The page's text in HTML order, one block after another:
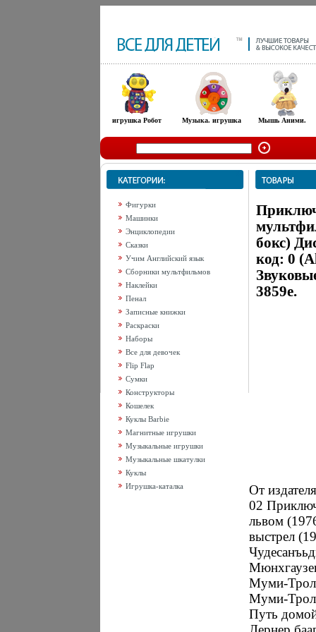
игрушка Робот Музыка. игрушка Мышь Аними.
Фигурки
Машинки
Энциклопедии
Сказки
Учим Английский язык
Сборники мультфильмов
Наклейки
Пенал
Записные книжки
Раскраски
Наборы
Все для девочек
Flip Flap
Сумки
Конструкторы
Кошелек
Куклы Barbie
Магнитные игрушки
Музыкальные игрушки
Музыкальные шкатулки
Куклы
Игрушка-каталка
бокс)
код: 0
3859e.
От
02
львом
выстрел
Муми-
Муми-
Путь